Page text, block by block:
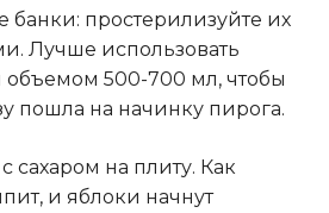
банки: простерилизуйте их
Лучше использовать
500-700 мл, чтобы
пошла на начинку пирога.
сахаром на плиту. Как
и яблоки начнут